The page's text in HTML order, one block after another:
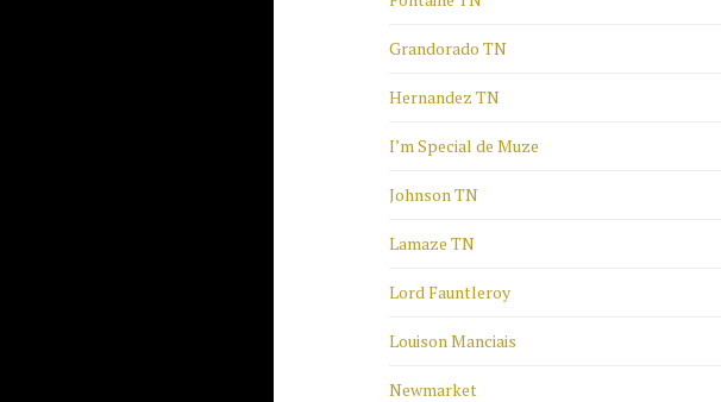
Grandorado TN
Hernandez TN
I’m Special de Muze
Johnson TN
Lamaze TN
Lord Fauntleroy
Louison Manciais
Newmarket